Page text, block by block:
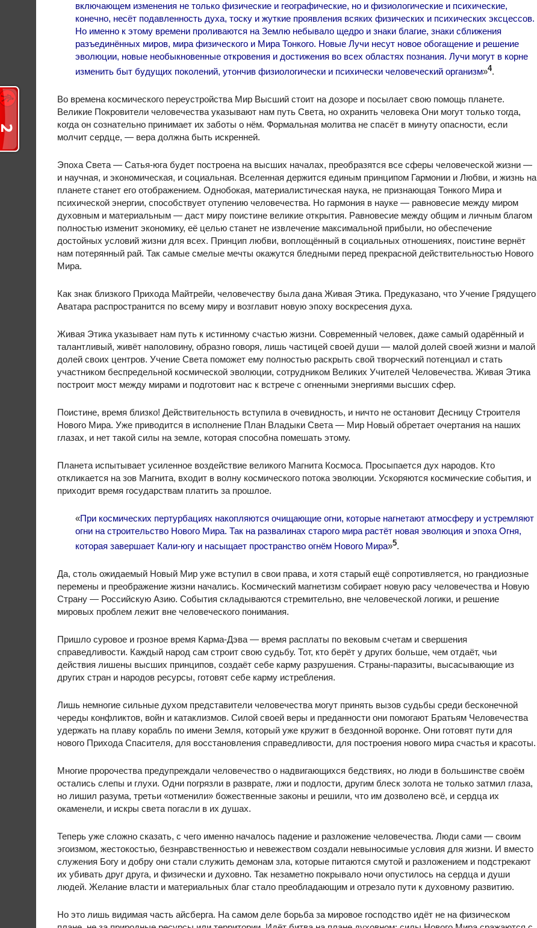
включающем изменения не только физические и географические, но и физиологические и психические,
конечно, несёт подавленность духа, тоску и жуткие проявления всяких физических и психических эксцессов.
Но именно к этому времени проливаются на Землю небывало щедро и знаки благие, знаки сближения
разъединённых миров, мира физического и Мира Тонкого. Новые Лучи несут новое обогащение и решение
эволюции, новые необыкновенные откровения и достижения во всех областях познания. Лучи могут в корне
изменить быт будущих поколений, утончив физиологически и психически человеческий организм»4.
Во времена космического переустройства Мир Высший стоит на дозоре и посылает свою помощь планете.
Великие Покровители человечества указывают нам путь Света, но охранить человека Они могут только тогда,
когда он сознательно принимает их заботы о нём. Формальная молитва не спасёт в минуту опасности, если
молчит сердце, — вера должна быть искренней.
Эпоха Света — Сатья-юга будет построена на высших началах, преобразятся все сферы человеческой жизни —
и научная, и экономическая, и социальная. Вселенная держится единым принципом Гармонии и Любви, и жизнь на
планете станет его отображением. Однобокая, материалистическая наука, не признающая Тонкого Мира и
психической энергии, способствует отупению человечества. Но гармония в науке — равновесие между миром
духовным и материальным — даст миру поистине великие открытия. Равновесие между общим и личным благом
полностью изменит экономику, её целью станет не извлечение максимальной прибыли, но обеспечение
достойных условий жизни для всех. Принцип любви, воплощённый в социальных отношениях, поистине вернёт
нам потерянный рай. Так самые смелые мечты окажутся бледными перед прекрасной действительностью Нового
Мира.
Как знак близкого Прихода Майтрейи, человечеству была дана Живая Этика. Предуказано, что Учение Грядущего
Аватара распространится по всему миру и возглавит новую эпоху воскресения духа.
Живая Этика указывает нам путь к истинному счастью жизни. Современный человек, даже самый одарённый и
талантливый, живёт наполовину, образно говоря, лишь частицей своей души — малой долей своей жизни и малой
долей своих центров. Учение Света поможет ему полностью раскрыть свой творческий потенциал и стать
участником беспредельной космической эволюции, сотрудником Великих Учителей Человечества. Живая Этика
построит мост между мирами и подготовит нас к встрече с огненными энергиями высших сфер.
Поистине, время близко! Действительность вступила в очевидность, и ничто не остановит Десницу Строителя
Нового Мира. Уже приводится в исполнение План Владыки Света — Мир Новый обретает очертания на наших
глазах, и нет такой силы на земле, которая способна помешать этому.
Планета испытывает усиленное воздействие великого Магнита Космоса. Просыпается дух народов. Кто
откликается на зов Магнита, входит в волну космического потока эволюции. Ускоряются космические события, и
приходит время государствам платить за прошлое.
«При космических пертурбациях накопляются очищающие огни, которые нагнетают атмосферу и устремляют
огни на строительство Нового Мира. Так на развалинах старого мира растёт новая эволюция и эпоха Огня,
которая завершает Кали-югу и насыщает пространство огнём Нового Мира»5.
Да, столь ожидаемый Новый Мир уже вступил в свои права, и хотя старый ещё сопротивляется, но грандиозные
перемены и преображение жизни начались. Космический магнетизм собирает новую расу человечества и Новую
Страну — Российскую Азию. События складываются стремительно, вне человеческой логики, и решение
мировых проблем лежит вне человеческого понимания.
Пришло суровое и грозное время Карма-Дэва — время расплаты по вековым счетам и свершения
справедливости. Каждый народ сам строит свою судьбу. Тот, кто берёт у других больше, чем отдаёт, чьи
действия лишены высших принципов, создаёт себе карму разрушения. Страны-паразиты, высасывающие из
других стран и народов ресурсы, готовят себе карму истребления.
Лишь немногие сильные духом представители человечества могут принять вызов судьбы среди бесконечной
череды конфликтов, войн и катаклизмов. Силой своей веры и преданности они помогают Братьям Человечества
удержать на плаву корабль по имени Земля, который уже кружит в бездонной воронке. Они готовят пути для
нового Прихода Спасителя, для восстановления справедливости, для построения нового мира счастья и красоты.
Многие пророчества предупреждали человечество о надвигающихся бедствиях, но люди в большинстве своём
остались слепы и глухи. Одни погрязли в разврате, лжи и подлости, другим блеск золота не только затмил глаза,
но лишил разума, третьи «отменили» божественные законы и решили, что им дозволено всё, и сердца их
окаменели, и искры света погасли в их душах.
Теперь уже сложно сказать, с чего именно началось падение и разложение человечества. Люди сами — своим
эгоизмом, жестокостью, безнравственностью и невежеством создали невыносимые условия для жизни. И вместо
служения Богу и добру они стали служить демонам зла, которые питаются смутой и разложением и подстрекают
их убивать друг друга, и физически и духовно. Так незаметно покрывало ночи опустилось на сердца и души
людей. Желание власти и материальных благ стало преобладающим и отрезало пути к духовному развитию.
Но это лишь видимая часть айсберга. На самом деле борьба за мировое господство идёт не на физическом